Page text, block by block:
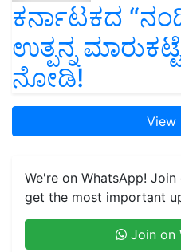
ಕರ್ನಾಟಕದ
ಉತ್ಪನ್ನ
ನೋಡಿ!
View
We're on WhatsApp!
get the most important
Join on